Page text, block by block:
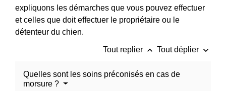
expliquons les démarches que vous pouvez effectuer
et celles que doit effectuer le propriétaire ou le
détenteur du chien.
Tout replier keyboard_arrow_up Tout déplier keyboard_arrow_down
Quelles sont les soins préconisés en cas de
morsure ?